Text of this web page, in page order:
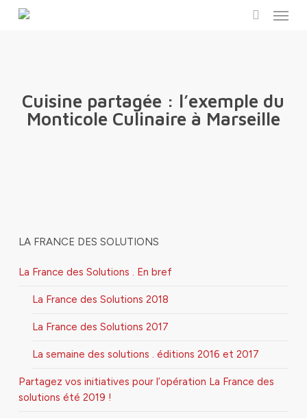
Menu
Cuisine partagée : l’exemple du
Monticole Culinaire à Marseille
LA FRANCE DES SOLUTIONS
La France des Solutions . En bref
La France des Solutions 2018
La France des Solutions 2017
La semaine des solutions . éditions 2016 et 2017
Partagez vos initiatives pour l’opération La France des
solutions été 2019 !